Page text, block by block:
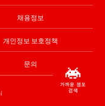
채용정보
개인정보 보호정책
문의